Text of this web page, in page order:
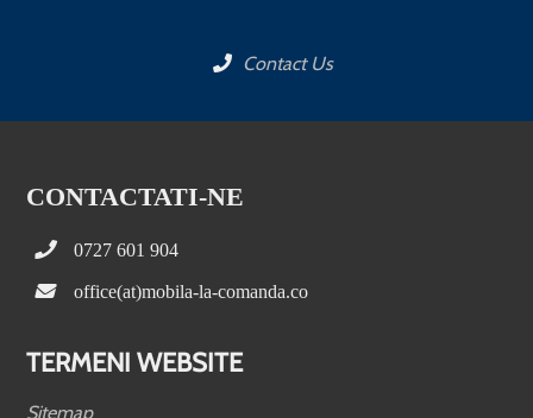
Contact Us
CONTACTATI-NE
0727 601 904
office(at)mobila-la-comanda.co
TERMENI WEBSITE
Sitemap